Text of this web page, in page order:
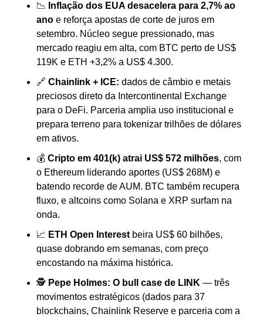
📉 Inflação dos EUA desacelera para 2,7% ao
ano e reforça apostas de corte de juros em
setembro. Núcleo segue pressionado, mas
mercado reagiu em alta, com BTC perto de US$
119K e ETH +3,2% a US$ 4.300.
🔗 Chainlink + ICE: dados de câmbio e metais
preciosos direto da Intercontinental Exchange
para o DeFi. Parceria amplia uso institucional e
prepara terreno para tokenizar trilhões de dólares
em ativos.
💰 Cripto em 401(k) atrai US$ 572 milhões, com
o Ethereum liderando aportes (US$ 268M) e
batendo recorde de AUM. BTC também recupera
fluxo, e altcoins como Solana e XRP surfam na
onda.
📈 ETH Open Interest beira US$ 60 bilhões,
quase dobrando em semanas, com preço
encostando na máxima histórica.
🕵️ Pepe Holmes: O bull case de LINK — três
movimentos estratégicos (dados para 37
blockchains, Chainlink Reserve e parceria com a